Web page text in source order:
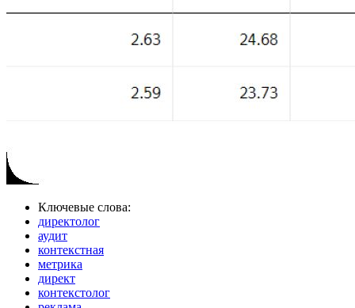
Ключевые слова:
директолог
аудит
контекстная
метрика
директ
контекстолог